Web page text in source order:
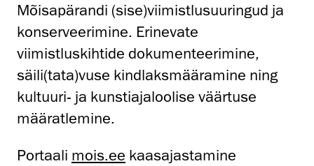
Mõisapärandi (sise)viimistlusuuringud ja
konserveerimine. Erinevate
viimistluskihtide dokumenteerimine,
säili(tata)vuse kindlaksmääramine ning
kultuuri- ja kunstiajaloolise väärtuse
määratlemine.
Portaali mois.ee kaasajastamine